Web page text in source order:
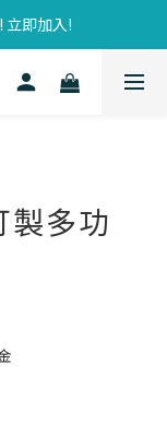
立即加入!
製多功